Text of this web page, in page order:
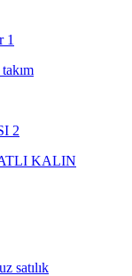
KALIN
satılık